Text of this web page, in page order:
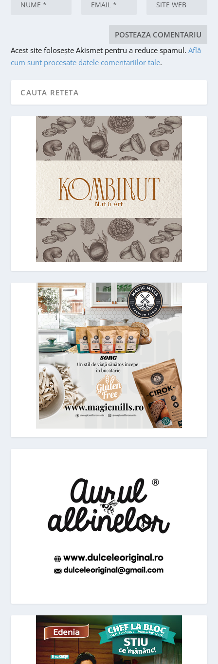
Acest site folosește Akismet pentru a reduce spamul.Află
cum sunt procesate datele comentariilor tale.